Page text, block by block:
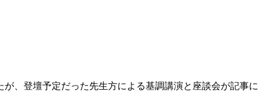
、登壇予定だった先生方による基調講演と座談会が記事に